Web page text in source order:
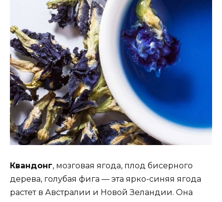
Квандонг, мозговая ягода, плод бисерного
дерева, голубая фига — эта ярко-синяя ягода
растет в Австралии и Новой Зеландии. Она